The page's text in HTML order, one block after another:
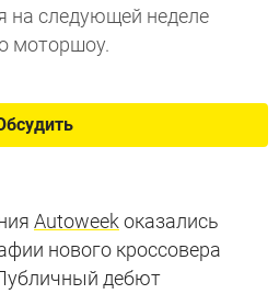
на следующей неделе
моторшоу.
Autoweek оказались
нового кроссовера
дебют